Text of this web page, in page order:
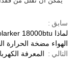
سابق
الهواء مضخة
التالي
المعرفة